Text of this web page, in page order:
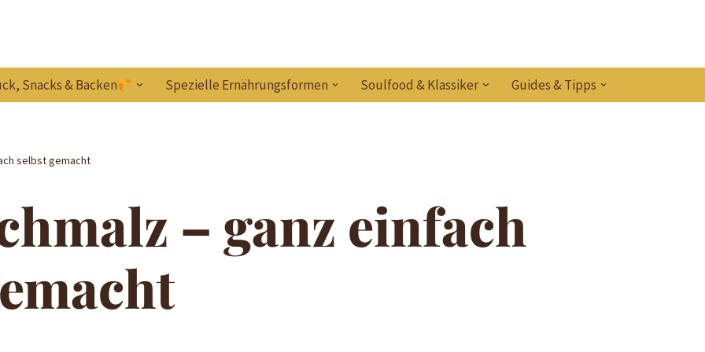
Snacks & Backen Spezielle Ernährungsformen Soulfood & Klassiker Guides & Tipps
selbst gemacht
– ganz einfach